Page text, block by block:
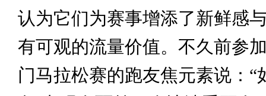
认为它们为赛事增添了新鲜感
有可观的流量价值。不久前参
门马拉松赛的跑友焦元素说：“